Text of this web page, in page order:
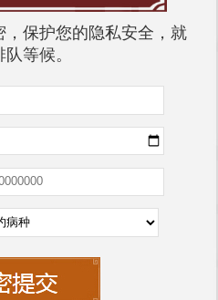
，保护您的隐私安全，就
等候。